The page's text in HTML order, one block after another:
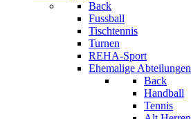
Back
Fussball
Tischtennis
Turnen
REHA-Sport
Ehemalige Abteilungen
Back
Handball
Tennis